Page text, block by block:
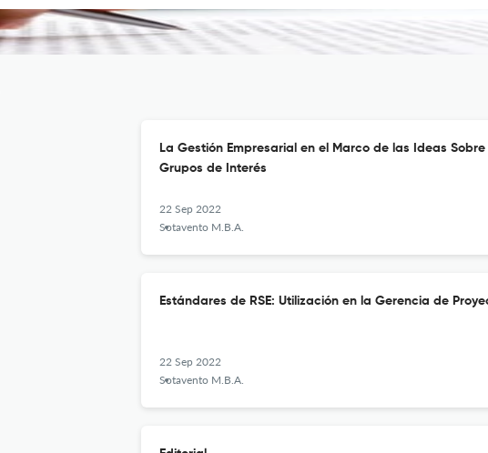
La Gestión Empresarial en el Marco de las Ideas Sobre
Grupos de Interés
22 Sep 2022
Sotavento M.B.A.
Estándares de RSE: Utilización en la Gerencia de
22 Sep 2022
Sotavento M.B.A.